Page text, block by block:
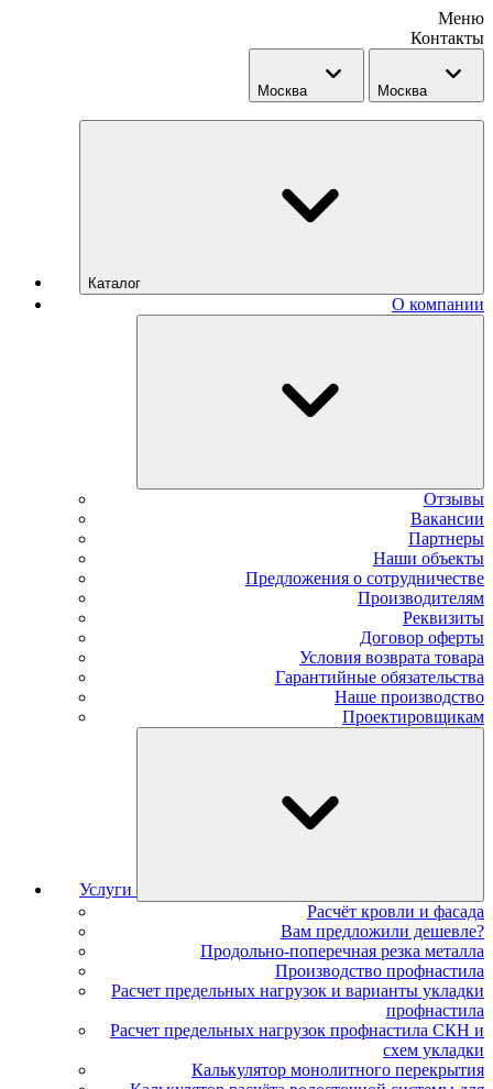
Меню
Контакты
Москва Москва
Каталог
О компании
Отзывы
Вакансии
Партнеры
Наши объекты
Предложения о сотрудничестве
Производителям
Реквизиты
Договор оферты
Условия возврата товара
Гарантийные обязательства
Наше производство
Проектировщикам
Услуги
Расчёт кровли и фасада
Вам предложили дешевле?
Продольно-поперечная резка металла
Производство профнастила
Расчет предельных нагрузок и варианты укладки
профнастила
Расчет предельных нагрузок профнастила СКН и
схем укладки
Калькулятор монолитного перекрытия